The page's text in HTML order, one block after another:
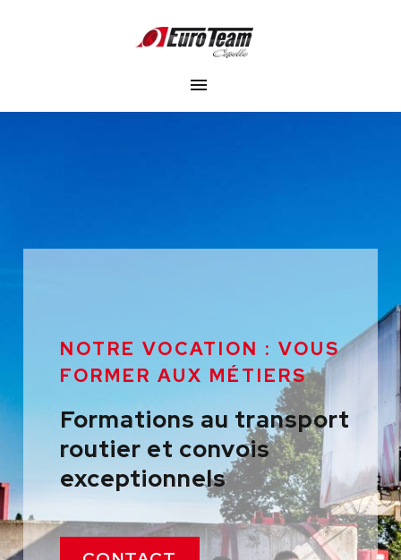
NOTRE VOCATION : VOUS
FORMER AUX MÉTIERS
Formations au transport
routier et convois
exceptionnels